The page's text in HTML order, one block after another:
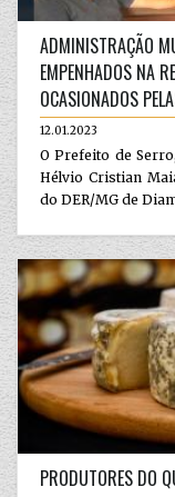
ADMINISTRAÇÃO
EMPENHADOS NA
OCASIONADOS
12.01.2023
O Prefeito de
Hélvio Cristian
do DER/MG de
PRODUTORES DO